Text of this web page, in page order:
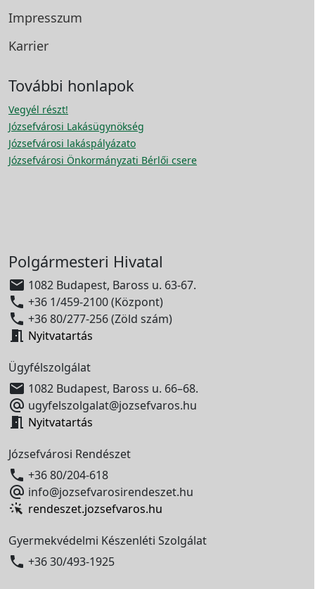
Impresszum
Karrier
További honlapok
Vegyél részt!
Józsefvárosi Lakásügynökség
Józsefvárosi lakáspályázato
Józsefvárosi Önkormányzati Bérlői csere
Polgármesteri Hivatal
 1082 Budapest, Baross u. 63-67.
 +36 1/459-2100 (Központ)
 +36 80/277-256 (Zöld szám)
 Nyitvatartás
Ügyfélszolgálat
 1082 Budapest, Baross u. 66–68.
 ugyfelszolgalat@jozsefvaros.hu
 Nyitvatartás
Józsefvárosi Rendészet
 +36 80/204-618
 info@jozsefvarosirendeszet.hu
rendeszet.jozsefvaros.hu
Gyermekvédelmi Készenléti Szolgálat
 +36 30/493-1925